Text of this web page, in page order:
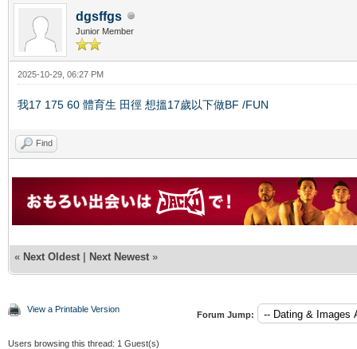
dgsffgs
Junior Member
2025-10-29, 06:27 PM
我17 175 60 體育生 田徑 想搵17歲以下做BF /FUN
Find
« Next Oldest | Next Newest »
View a Printable Version
Forum Jump:
Users browsing this thread: 1 Guest(s)